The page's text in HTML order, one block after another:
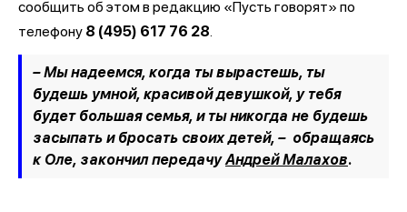
сообщить об этом в редакцию «Пусть говорят» по
телефону 8 (495) 617 76 28
– Мы надеемся, когда ты вырастешь, ты
будешь умной, красивой девушкой, у тебя
будет большая семья, и ты никогда не будешь
засыпать и бросать своих детей, – обращаясь
к Оле, закончил передачуАндрей Малахов.